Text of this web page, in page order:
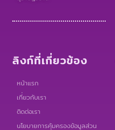
ลิงก์ที่เกี่ยวข้อง
หน้าแรก
เกี่ยวกับเรา
ติดต่อเรา
นโยบายการคุ้มครองข้อมูลส่วน